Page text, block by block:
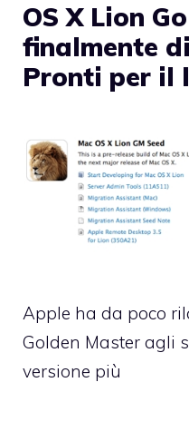
OS X Lion
finalmente
Pronti per il
Apple ha da poco
Golden Master agli
versione più